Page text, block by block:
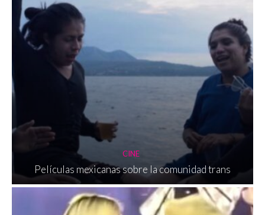
CINE
Películas mexicanas sobre la comunidad trans